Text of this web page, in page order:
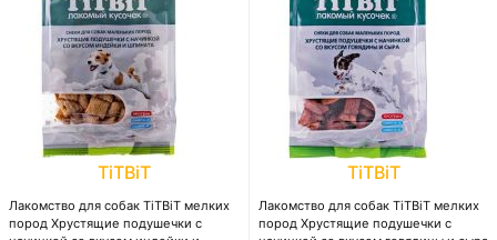
TiTBiT
Лакомство для собак TiTBiT мелких
пород Хрустящие подушечки с
TiTBiT
Лакомство для собак TiTBiT мелких
пород Хрустящие подушечки с